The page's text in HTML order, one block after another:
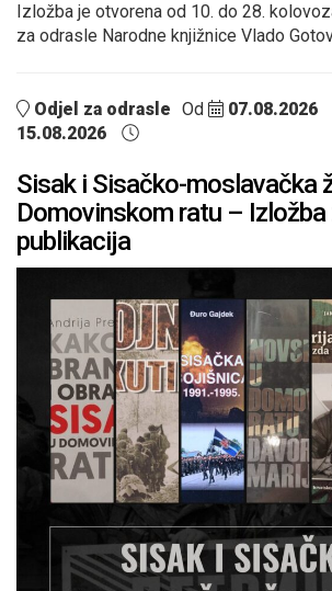
Izložba je otvorena od 10. do 28.
za odrasle Narodne knjižnice Vlado
Odjel za odrasle Od 07.08.2026
15.08.2026
Sisak i Sisačko-moslavačka
Domovinskom ratu –
publikacija